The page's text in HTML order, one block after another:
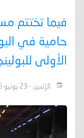
فيما تختتم
حامية في
الأولى
الإثنين - 23 يونيو 2025 - 10:43 م بتوقيت عدن